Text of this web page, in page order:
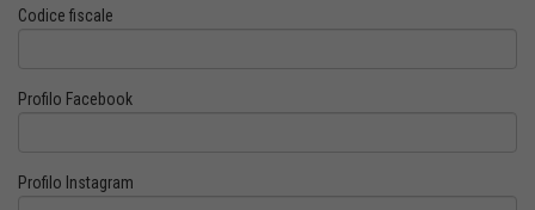
Codice fiscale
Profilo Facebook
Profilo Instagram